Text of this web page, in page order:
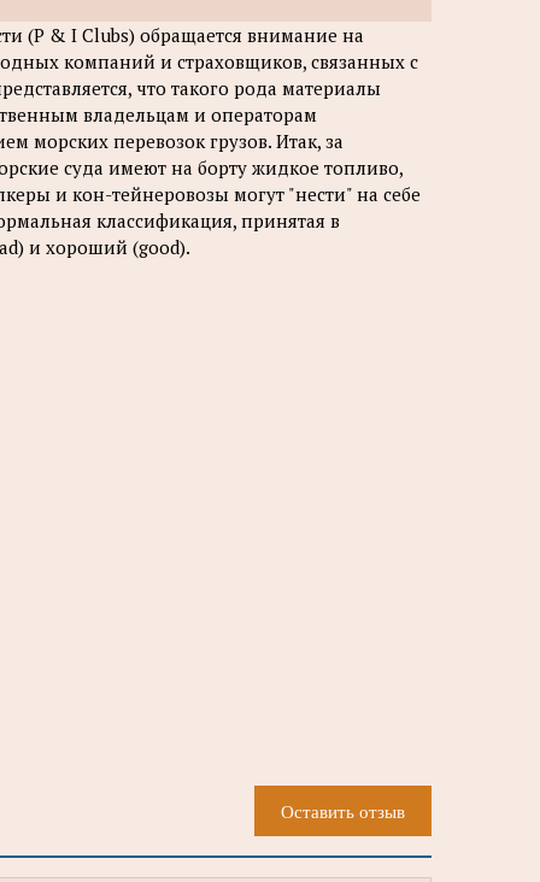
(Р & I Clubs) обращается внимание на
компаний и страховщиков, связанных с
что такого рода материалы
владельцам и операторам
морских перевозок грузов. Итак, за
суда имеют на борту жидкое топливо,
и кон-тейнеровозы могут "нести" на себе
классификация, принятая в
и хороший (good).
Оставить отзыв